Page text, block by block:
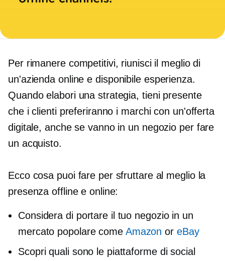
Per rimanere competitivi, riunisci il meglio di
un'azienda online e disponibileesperienza.
Quando elabori una strategia, tieni presente
che i clienti preferiranno i marchi con un'offerta
digitale, anche se vanno in un negozio per fare
un acquisto.
Ecco cosa puoi fare per sfruttare al meglio la
presenza offline e online:
Considera di portare il tuo negozio in un
mercato popolare come Amazon or eBay
Scopri quali sono le piattaforme di social